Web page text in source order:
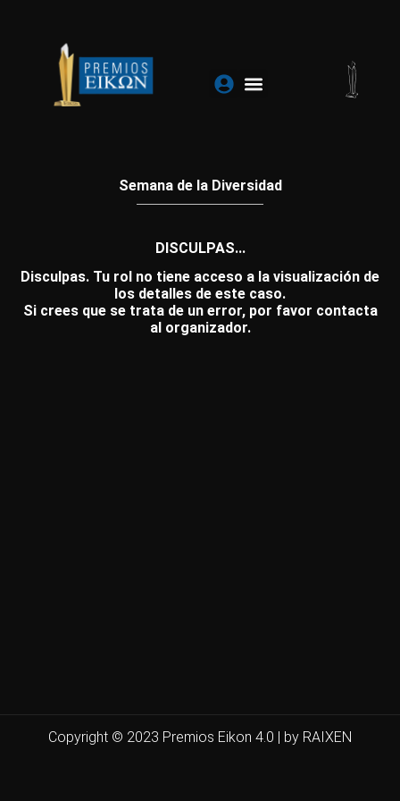
contenido
Semana de la Diversidad
DISCULPAS...
Disculpas. Tu rol no tiene acceso a la visualización de
los detalles de este caso.
Si crees que se trata de un error, por favor contacta
al organizador.
Copyright © 2023 Premios Eikon 4.0 | by RAIXEN